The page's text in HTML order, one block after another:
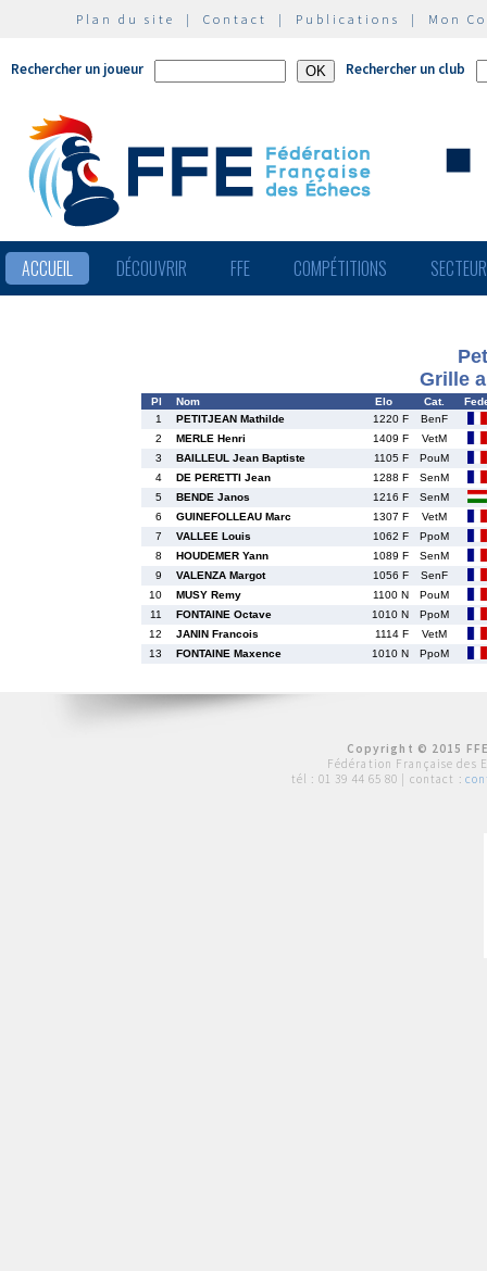
Plan du site | Contact | Publications | Mon
Rechercher un joueur Rechercher un club
ACCUEIL DÉCOUVRIR FFE COMPÉTITIONS
Grille
Pl Nom Elo Cat.
1
PETITJEAN Mathilde 1220 F
BenF
2
MERLE Henri 1409 F
VetM
3
BAILLEUL Jean Baptiste 1105 F
PouM
4
DE PERETTI Jean 1288 F
SenM
5
BENDE Janos 1216 F
SenM
6
GUINEFOLLEAU Marc 1307 F
VetM
7
VALLEE Louis 1062 F
PpoM
8
HOUDEMER Yann 1089 F
SenM
9
VALENZA Margot 1056 F
SenF
10
MUSY Remy 1100 N
PouM
11
FONTAINE Octave 1010 N
PpoM
12
JANIN Francois 1114 F
VetM
13
FONTAINE Maxence 1010 N PpoM
Copyright © 2015
Fédération Française des
tél : 01 39 44 65 80 | contact :